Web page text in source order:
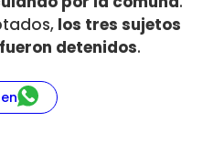
los tres sujetos
detenidos.